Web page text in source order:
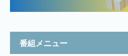
番組メニュー